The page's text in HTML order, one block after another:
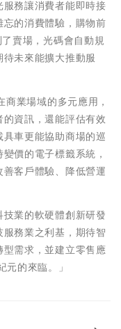
務讓消費者能即時接
的消費體驗，購物前
賣場，光碼會自動規
未來能擴大推動服
業場域的多元應用，
資訊，還能評估有效
車更能協助商場的巡
價的電子標籤系統，
客戶體驗、降低營運
業的軟硬體創新研發
務業之利基，期待智
需求，並建立零售應
的來臨。」